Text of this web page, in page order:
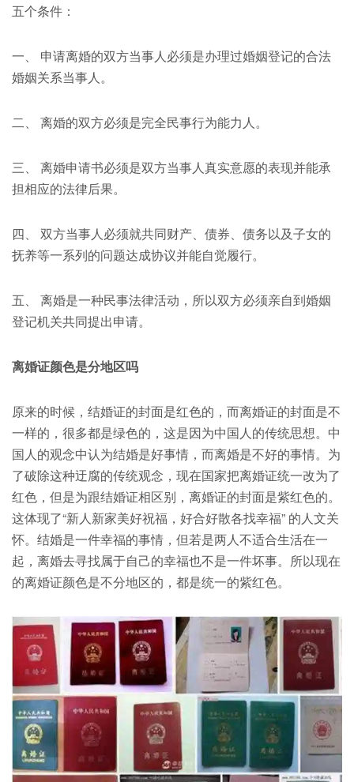
五个条件：
一、 申请离婚的双方当事人必须是办理过婚姻登记的合法
婚姻关系当事人。
二、 离婚的双方必须是完全民事行为能力人。
三、 离婚申请书必须是双方当事人真实意愿的表现并能承
担相应的法律后果。
四、 双方当事人必须就共同财产、债券、债务以及子女的
抚养等一系列的问题达成协议并能自觉履行。
五、 离婚是一种民事法律活动，所以双方必须亲自到婚姻
登记机关共同提出申请。
离婚证颜色是分地区吗
原来的时候，结婚证的封面是红色的，而离婚证的封面是不
一样的，很多都是绿色的，这是因为中国人的传统思想。中
国人的观念中认为结婚是好事情，而离婚是不好的事情。为
了破除这种迂腐的传统观念，现在国家把离婚证统一改为了
红色，但是为跟结婚证相区别，离婚证的封面是紫红色的。
这体现了“新人新家美好祝福，好合好散各找幸福” 的人文关
怀。结婚是一件幸福的事情，但若是两人不适合生活在一
起，离婚去寻找属于自己的幸福也不是一件坏事。所以现在
的离婚证颜色是不分地区的，都是统一的紫红色。